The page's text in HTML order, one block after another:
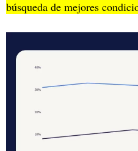
búsqueda de mejores